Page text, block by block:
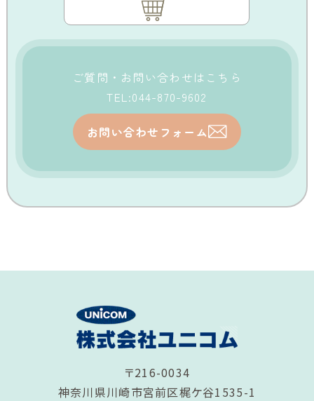
ご質問・お問い合わせはこちら
TEL:044-870-9602
お問い合わせフォーム
〒216-0034
神奈川県川崎市宮前区梶ケ谷1535-1